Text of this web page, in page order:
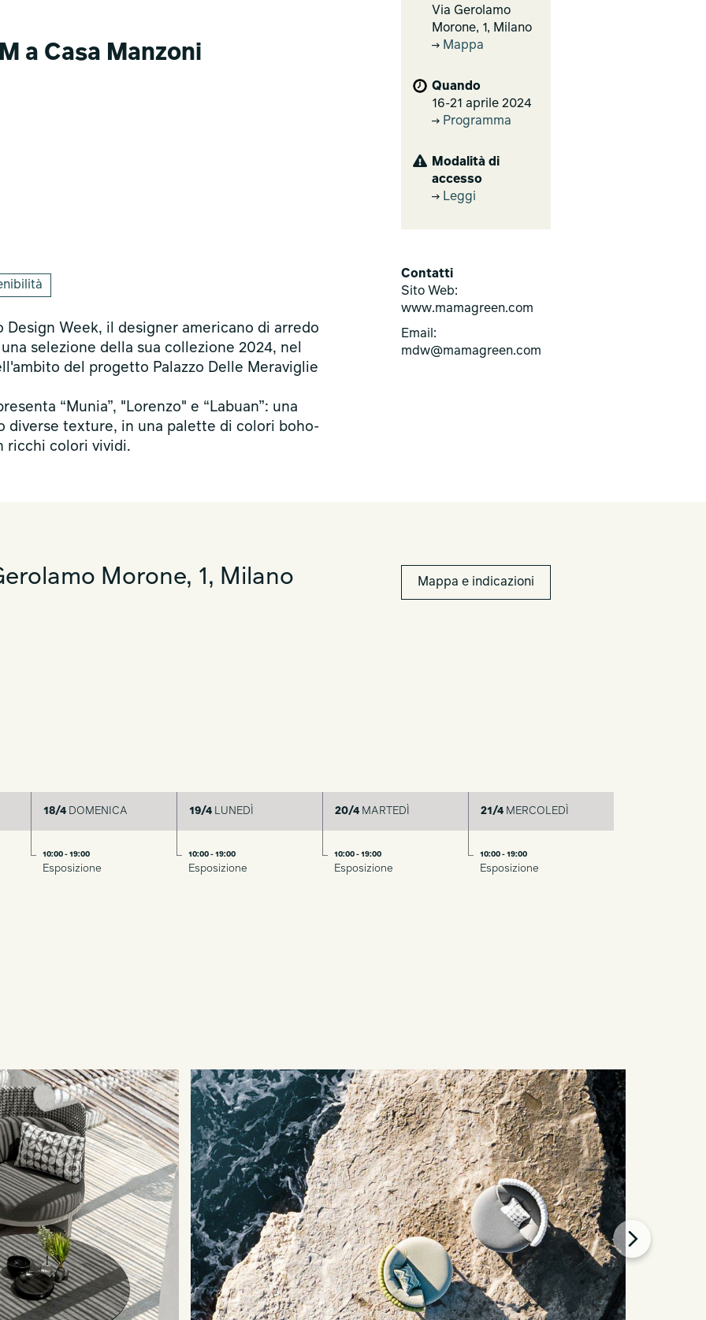
a Casa Manzoni
Week, il designer americano di arredo
selezione della sua collezione 2024, nel
del progetto Palazzo Delle Meraviglie
“Munia”, "Lorenzo" e “Labuan”: una
diverse texture, in una palette di colori boho-
ricchi colori vividi.
Via Gerolamo
Morone, 1, Milano
Mappa
Quando
16-21 aprile 2024
Programma
Modalità di
accesso
Leggi
Contatti
Sito Web:
www.mamagreen.com
Email:
mdw@mamagreen.com
Morone, 1, Milano Mappa e indicazioni
18/4DOMENICA
10:00 - 19:00
Esposizione
19/4LUNEDÌ
10:00 - 19:00
Esposizione
20/4MARTEDÌ
10:00 - 19:00
Esposizione
21/4MERCOLEDÌ
10:00 - 19:00
Esposizione